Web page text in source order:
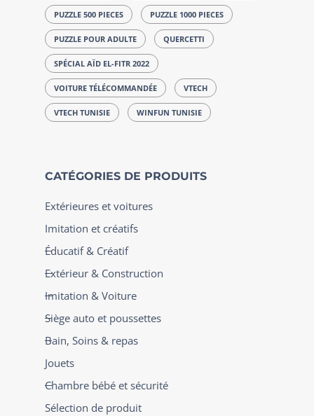
PUZZLE 500 PIECES PUZZLE 1000 PIECES
PUZZLE POUR ADULTE QUERCETTI
SPÉCIAL AÏD EL-FITR 2022
VOITURE TÉLÉCOMMANDÉE VTECH
VTECH TUNISIE WINFUN TUNISIE
CATÉGORIES DE PRODUITS
Extérieures et voitures
Imitation et créatifs
Éducatif & Créatif
Extérieur & Construction
Imitation & Voiture
Siège auto et poussettes
Bain, Soins & repas
Jouets
Chambre bébé et sécurité
Sélection de produit